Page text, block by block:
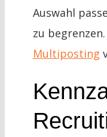
Auswahl
zu begrenzen.
Multiposting